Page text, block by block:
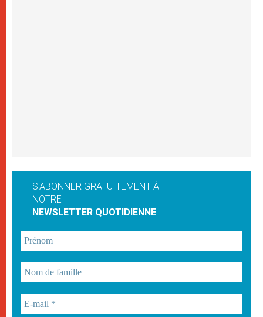
S'ABONNER GRATUITEMENT À
NOTRE
NEWSLETTER QUOTIDIENNE